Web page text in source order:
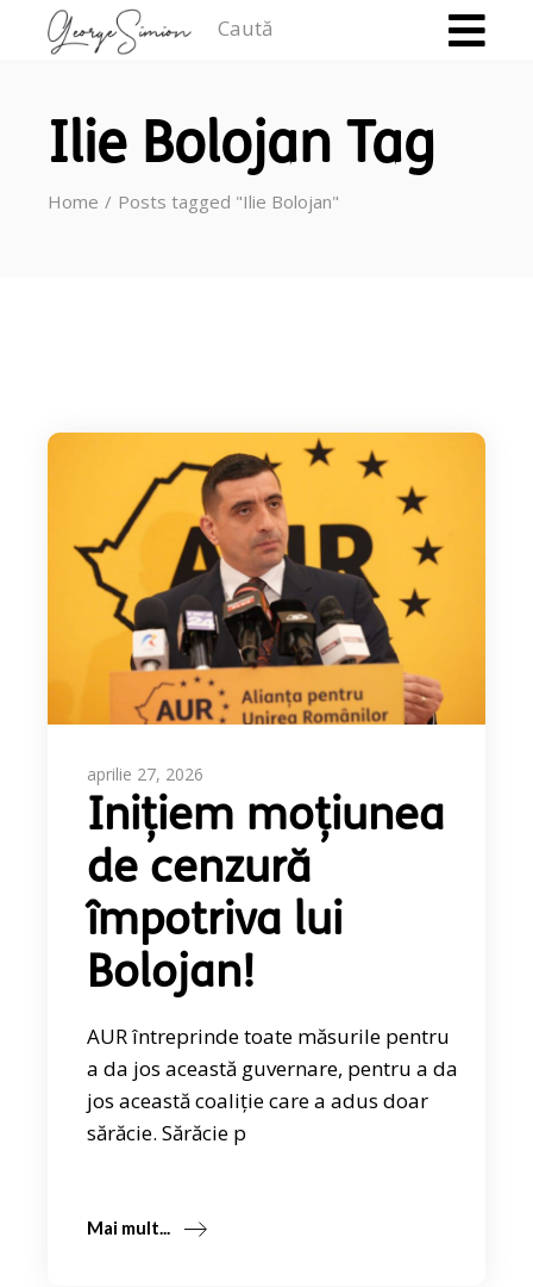
Ilie Bolojan Tag
Home Posts tagged "Ilie Bolojan"
aprilie 27, 2026
Inițiem moțiunea
de cenzură
împotriva lui
Bolojan!
AUR întreprinde toate măsurile pentru
a da jos această guvernare, pentru a da
jos această coaliție care a adus doar
sărăcie. Sărăcie p
Mai mult...